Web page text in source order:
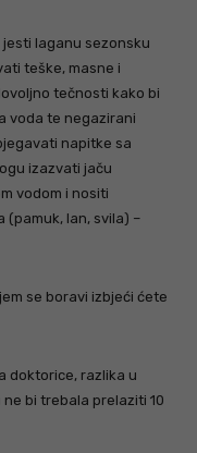
laganu sezonsku
teške, masne i
tečnosti kako bi
voda te negazirani
napitke sa
izazvati jaču
vodom i nositi
lan, svila) –
se boravi izbjeći ćete
doktorice, razlika u
bi trebala prelaziti 10